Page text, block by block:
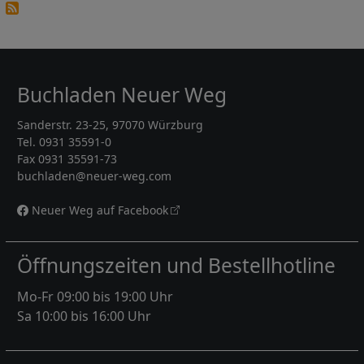
Buchladen Neuer Weg
Sanderstr. 23-25, 97070 Würzburg
Tel. 0931 35591-0
Fax 0931 35591-73
buchladen@neuer-weg.com
Neuer Weg auf Facebook
Öffnungszeiten und Bestellhotline
Mo-Fr 09:00 bis 19:00 Uhr
Sa 10:00 bis 16:00 Uhr